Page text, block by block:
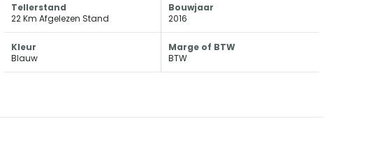
Tellerstand
22 Km Afgelezen Stand
Bouwjaar
2016
Kleur
Blauw
Marge of BTW
BTW